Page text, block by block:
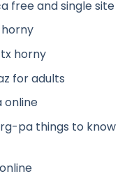
free and single site
horny
for adults
online
pa things to know